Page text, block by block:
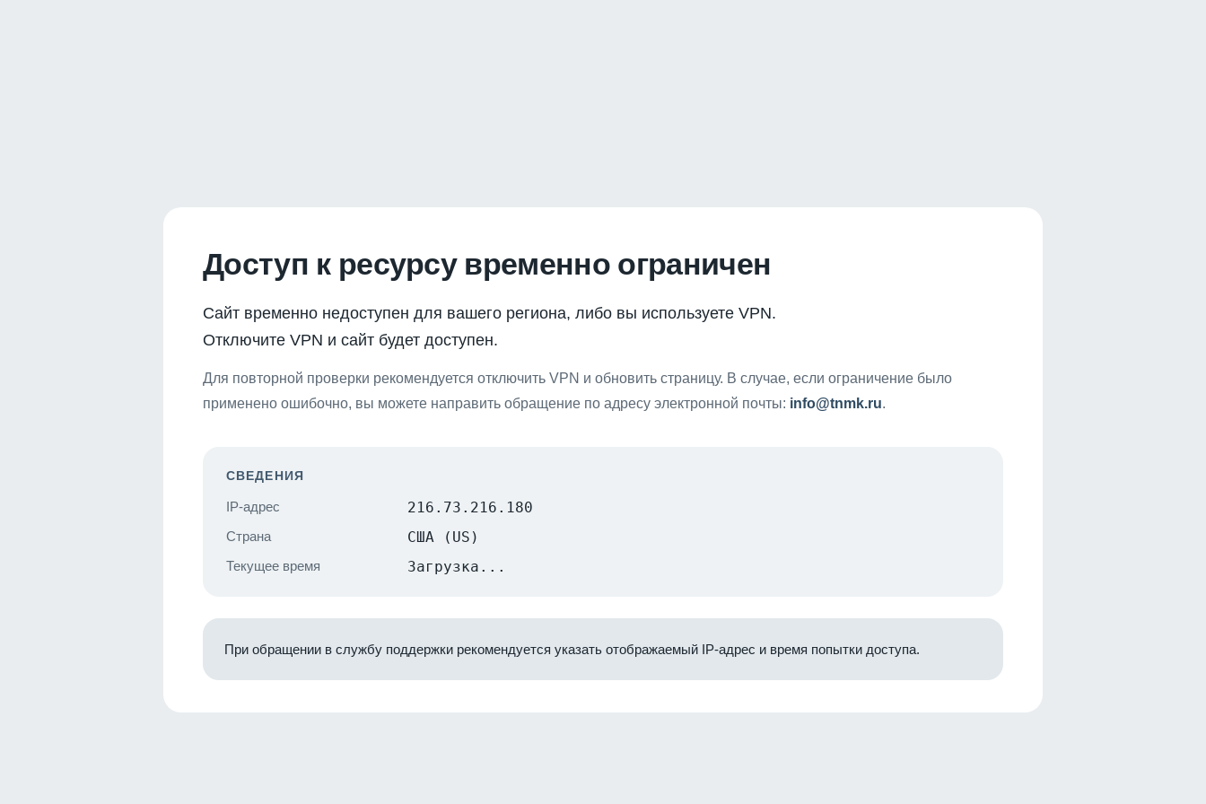
Доступ к ресурсу временно ограничен
Сайт временно недоступен для вашего региона, либо вы используете VPN.
Отключите VPN и сайт будет доступен.
Для повторной проверки рекомендуется отключить VPN и обновить страницу. В случае, если ограничение было
применено ошибочно, вы можете направить обращение по адресу электронной почты: info@tnmk.ru.
СВЕДЕНИЯ
IP-адрес 216.73.216.180
Страна США (US)
Текущее время Загрузка...
При обращении в службу поддержки рекомендуется указать отображаемый IP-адрес и время попытки доступа.